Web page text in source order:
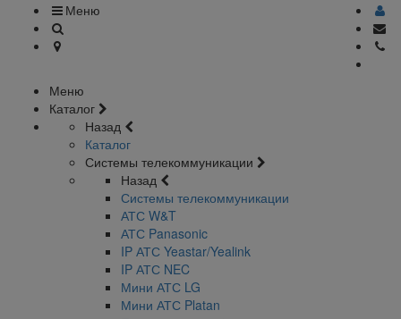
Меню
Меню
Каталог
Назад
Каталог
Системы телекоммуникации
Назад
Системы телекоммуникации
АТС W&T
АТС Panasonic
IP АТС Yeastar/Yealink
IP АТС NEC
Мини АТС LG
Мини АТС Platan